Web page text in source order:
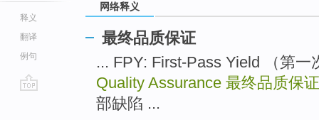
释义
翻译
例句
网络释义
最终品质保证
... FPY: First-Pass Yield （第
Quality Assurance 最终品质保证
部缺陷 ...